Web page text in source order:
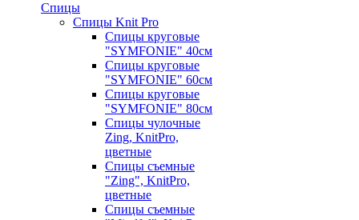
Спицы
Спицы Knit Pro
Спицы круговые
"SYMFONIE" 40см
Спицы круговые
"SYMFONIE" 60см
Спицы круговые
"SYMFONIE" 80см
Спицы чулочные
Zing, KnitPro,
цветные
Спицы съемные
"Zing", KnitPro,
цветные
Спицы съемные